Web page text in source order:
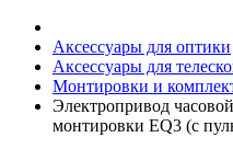
Аксессуары для оптики
Аксессуары для
Монтировки и
Электропривод
монтировки EQ3 (с